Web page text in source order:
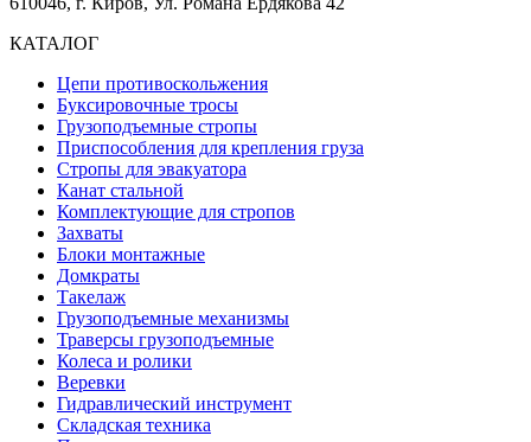
КАТАЛОГ
Цепи противоскольжения
Буксировочные тросы
Грузоподъемные стропы
Приспособления для крепления груза
Стропы для эвакуатора
Канат стальной
Комплектующие для стропов
Захваты
Блоки монтажные
Домкраты
Такелаж
Грузоподъемные механизмы
Траверсы грузоподъемные
Колеса и ролики
Веревки
Гидравлический инструмент
Складская техника